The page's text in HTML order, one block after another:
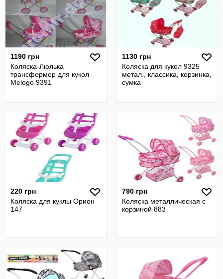
1190 грн
Коляска-Люлька
трансформер для кукол
Melogo 9391
1130 грн
Коляска для кукол 9325
метал., классика, корзинка,
сумка
220 грн
Коляска для куклы Орион
147
790 грн
Коляска металлическая с
корзиной 883